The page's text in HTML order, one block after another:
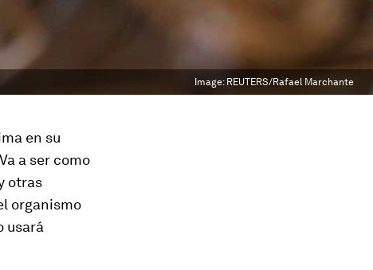
Image: REUTERS/Rafael Marchante
en su
a ser como
otras
organismo
usará